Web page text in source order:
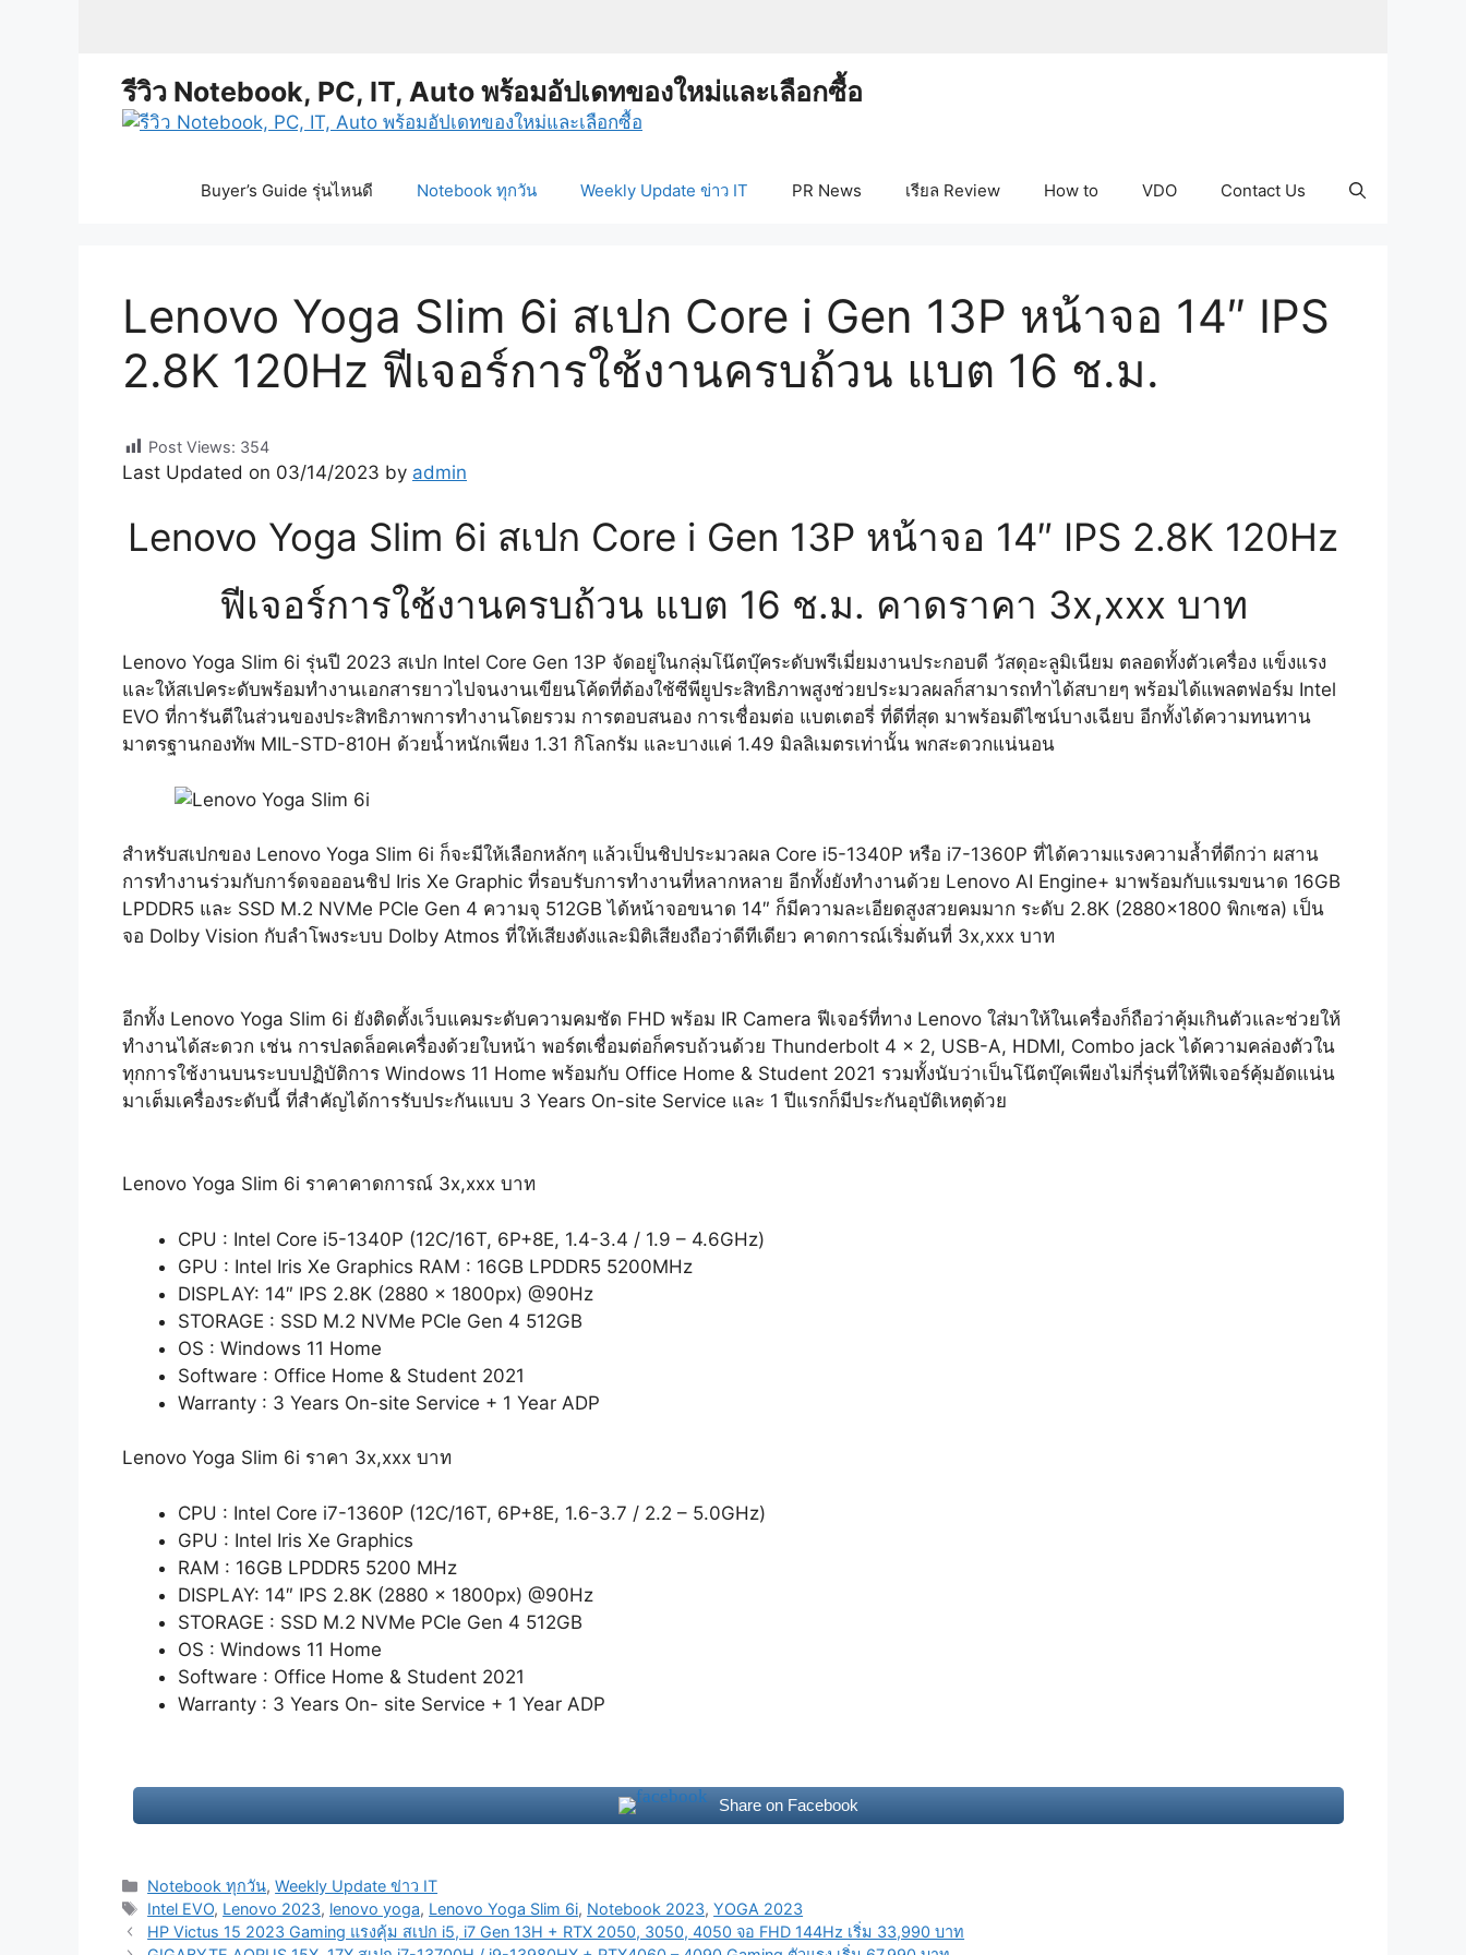
รีวิว Notebook, PC, IT, Auto พร้อมอัปเดทของใหม่และเลือกซื้อ
Buyer’s Guide รุ่นไหนดี Notebook ทุกวัน Weekly Update ข่าว IT PR News เรียล Review How to VDO Contact Us
Lenovo Yoga Slim 6i สเปก Core i Gen 13P หน้าจอ 14″ IPS
2.8K 120Hz ฟีเจอร์การใช้งานครบถ้วน แบต 16 ช.ม.
Post Views: 354
Last Updated on 03/14/2023 by admin
Lenovo Yoga Slim 6i สเปก Core i Gen 13P หน้าจอ 14″ IPS 2.8K 120Hz
ฟีเจอร์การใช้งานครบถ้วน แบต 16 ช.ม. คาดราคา 3x,xxx บาท
Lenovo Yoga Slim 6i รุ่นปี 2023 สเปก Intel Core Gen 13P จัดอยู่ในกลุ่มโน๊ตบุ๊คระดับพรีเมี่ยมงานประกอบดี วัสดุอะลูมิเนียม ตลอดทั้งตัวเครื่อง แข็งแรง
และให้สเปคระดับพร้อมทำงานเอกสารยาวไปจนงานเขียนโค้ดที่ต้องใช้ซีพียูประสิทธิภาพสูงช่วยประมวลผลก็สามารถทำได้สบายๆ พร้อมได้แพลตฟอร์ม Intel
EVO ที่การันตีในส่วนของประสิทธิภาพการทำงานโดยรวม การตอบสนอง การเชื่อมต่อ แบตเตอรี่ ที่ดีที่สุด มาพร้อมดีไซน์บางเฉียบ อีกทั้งได้ความทนทาน
มาตรฐานกองทัพ MIL-STD-810H ด้วยน้ำหนักเพียง 1.31 กิโลกรัม และบางแค่ 1.49 มิลลิเมตรเท่านั้น พกสะดวกแน่นอน
สำหรับสเปกของ Lenovo Yoga Slim 6i ก็จะมีให้เลือกหลักๆ แล้วเป็นชิปประมวลผล Core i5-1340P หรือ i7-1360P ที่ได้ความแรงความล้ำที่ดีกว่า ผสาน
การทำงานร่วมกับการ์ดจอออนชิป Iris Xe Graphic ที่รอบรับการทำงานที่หลากหลาย อีกทั้งยังทำงานด้วย Lenovo AI Engine+ มาพร้อมกับแรมขนาด 16GB
LPDDR5 และ SSD M.2 NVMe PCIe Gen 4 ความจุ 512GB ได้หน้าจอขนาด 14″ ก็มีความละเอียดสูงสวยคมมาก ระดับ 2.8K (2880×1800 พิกเซล) เป็น
จอ Dolby Vision กับลำโพงระบบ Dolby Atmos ที่ให้เสียงดังและมิติเสียงถือว่าดีทีเดียว คาดการณ์เริ่มต้นที่ 3x,xxx บาท
อีกทั้ง Lenovo Yoga Slim 6i ยังติดตั้งเว็บแคมระดับความคมชัด FHD พร้อม IR Camera ฟีเจอร์ที่ทาง Lenovo ใส่มาให้ในเครื่องก็ถือว่าคุ้มเกินตัวและช่วยให้
ทำงานได้สะดวก เช่น การปลดล็อคเครื่องด้วยใบหน้า พอร์ตเชื่อมต่อก็ครบถ้วนด้วย Thunderbolt 4 x 2, USB-A, HDMI, Combo jack ได้ความคล่องตัวใน
ทุกการใช้งานบนระบบปฏิบัติการ Windows 11 Home พร้อมกับ Office Home & Student 2021 รวมทั้งนับว่าเป็นโน๊ตบุ๊คเพียงไม่กี่รุ่นที่ให้ฟีเจอร์คุ้มอัดแน่น
มาเต็มเครื่องระดับนี้ ที่สำคัญได้การรับประกันแบบ 3 Years On-site Service และ 1 ปีแรกก็มีประกันอุบัติเหตุด้วย
Lenovo Yoga Slim 6i ราคาคาดการณ์ 3x,xxx บาท
CPU : Intel Core i5-1340P (12C/16T, 6P+8E, 1.4-3.4 / 1.9 – 4.6GHz)
GPU : Intel Iris Xe Graphics RAM : 16GB LPDDR5 5200MHz
DISPLAY: 14″ IPS 2.8K (2880 x 1800px) @90Hz
STORAGE : SSD M.2 NVMe PCIe Gen 4 512GB
OS : Windows 11 Home
Software : Office Home & Student 2021
Warranty : 3 Years On-site Service + 1 Year ADP
Lenovo Yoga Slim 6i ราคา 3x,xxx บาท
CPU : Intel Core i7-1360P (12C/16T, 6P+8E, 1.6-3.7 / 2.2 – 5.0GHz)
GPU : Intel Iris Xe Graphics
RAM : 16GB LPDDR5 5200 MHz
DISPLAY: 14″ IPS 2.8K (2880 x 1800px) @90Hz
STORAGE : SSD M.2 NVMe PCIe Gen 4 512GB
OS : Windows 11 Home
Software : Office Home & Student 2021
Warranty : 3 Years On- site Service + 1 Year ADP
Share on Facebook
Categories
Notebook ทุกวัน,Weekly Update ข่าว IT
Tags
Intel EVO, Lenovo 2023, lenovo yoga, Lenovo Yoga Slim 6i, Notebook 2023,YOGA 2023
PostHP Victus 15 2023 Gaming แรงคุ้ม สเปก i5, i7 Gen 13H + RTX 2050, 3050, 4050 จอ FHD 144Hz เริ่ม 33,990 บาท